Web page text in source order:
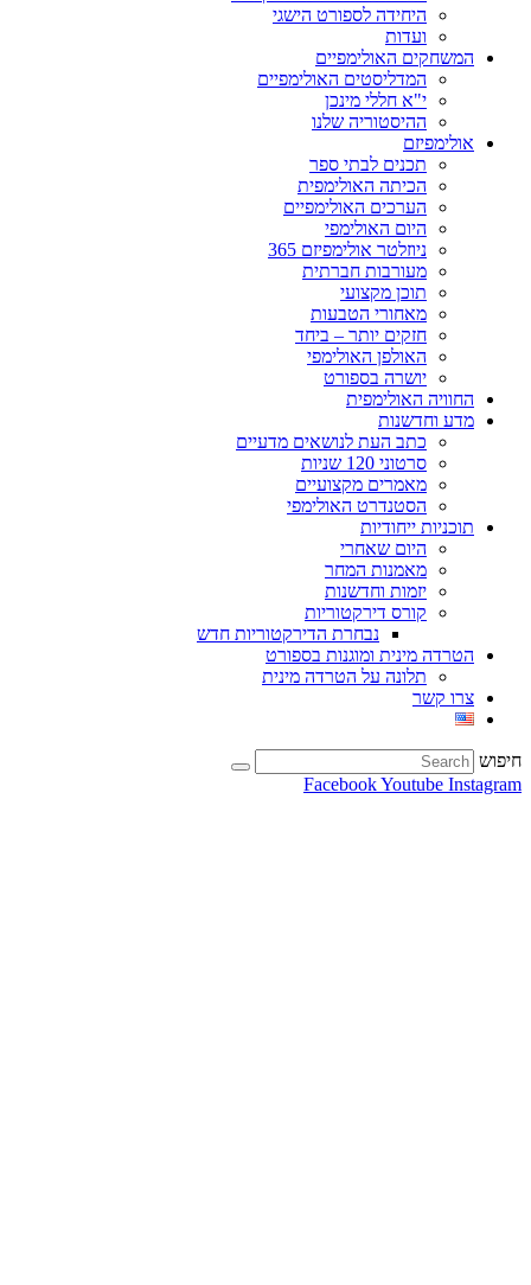
היחידה לספורט הישגי
ועדות
המשחקים האולימפיים
המדליסטים האולימפיים
י"א חללי מינכן
ההיסטוריה שלנו
אולימפיזם
תכנים לבתי ספר
הכיתה האולימפית
הערכים האולימפיים
היום האולימפי
ניוזלטר אולימפיזם 365
מעורבות חברתית
תוכן מקצועי
מאחורי הטבעות
חזקים יותר – ביחד
האולפן האולימפי
יושרה בספורט
החוויה האולימפית
מדע וחדשנות
כתב העת לנושאים מדעיים
סרטוני 120 שניות
מאמרים מקצועיים
הסטנדרט האולימפי
תוכניות ייחודיות
היום שאחרי
מאמנות המחר
יזמות וחדשנות
קורס דירקטוריות
נבחרת הדירקטוריות חדש
הטרדה מינית ומוגנות בספורט
תלונה על הטרדה מינית
צרו קשר
חיפוש
FacebookYoutube Instagram